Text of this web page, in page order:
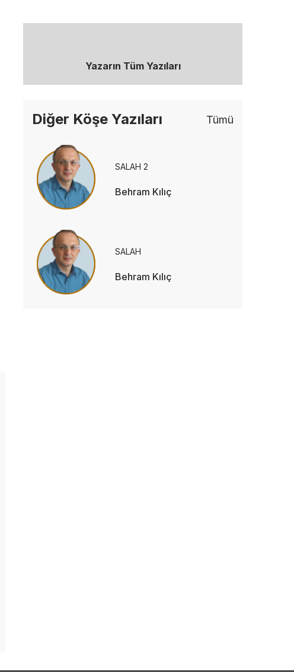
Yazarın Tüm Yazıları
Diğer Köşe Yazıları Tümü
SALAH 2
Behram Kılıç
SALAH
Behram Kılıç